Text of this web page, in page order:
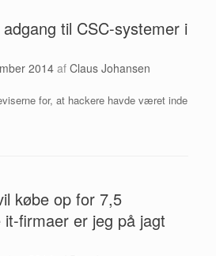
til CSC-systemer i
2014 af Claus Johansen
for, at hackere havde været inde
købe op for 7,5
firmaer er jeg på jagt